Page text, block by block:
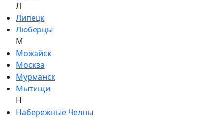
Л
Липецк
Люберцы
М
Можайск
Москва
Мурманск
Мытищи
Н
Набережные Челны